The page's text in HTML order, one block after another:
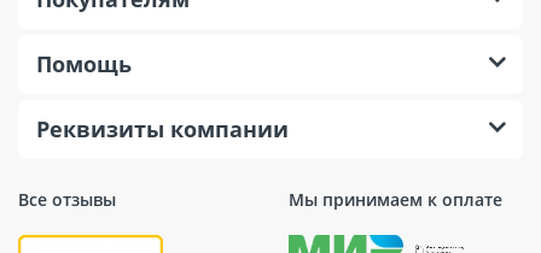
Все отзывы Мы принимаем к оплате
Помощь
Реквизиты компании